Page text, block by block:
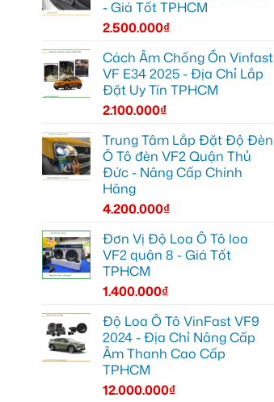
- Giá Tốt TPHCM
2.500.000₫
Cách Âm Chống Ồn Vinfast
VF E34 2025 - Địa Chỉ Lắp
Đặt Uy Tín TPHCM
2.100.000₫
Trung Tâm Lắp Đặt Độ Đèn
Ô Tô đèn VF2 Quận Thủ
Đức - Nâng Cấp Chính
Hãng
4.200.000₫
Đơn Vị Độ Loa Ô Tô loa
VF2 quận 8 - Giá Tốt
TPHCM
1.400.000₫
Độ Loa Ô Tô VinFast VF9
2024 - Địa Chỉ Nâng Cấp
Âm Thanh Cao Cấp
TPHCM
12.000.000₫